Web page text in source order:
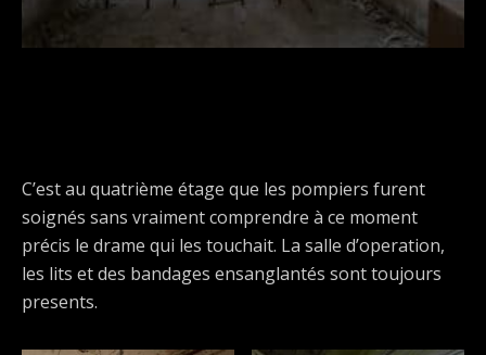
C’est au quatrième étage que les pompiers furent
soignés sans vraiment comprendre à ce moment
précis le drame qui les touchait. La salle d’operation,
les lits et des bandages ensanglantés sont toujours
presents.